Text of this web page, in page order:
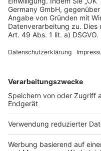
Datenschutz
Impressum
Services
Bauprojekt-Quiz
Häuser-Suche
Hausanbieter-Suche
Bauprojekt-Profil